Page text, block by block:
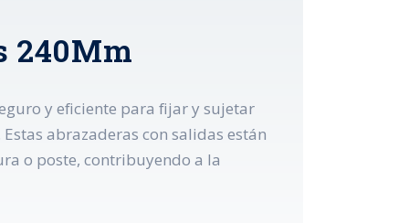
240Mm
y eficiente para fijar y sujetar
abrazaderas con salidas están
o poste, contribuyendo a la